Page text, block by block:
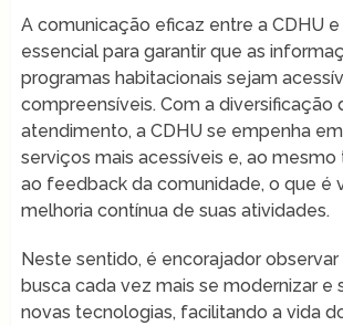
A comunicação eficaz entre a CDHU
essencial para garantir que as
programas habitacionais sejam
compreensíveis. Com a diversificação
atendimento, a CDHU se empenha
serviços mais acessíveis e, ao
ao feedback da comunidade, o que é
melhoria contínua de suas atividades.
Neste sentido, é encorajador observar
busca cada vez mais se modernizar e
novas tecnologias, facilitando a vida